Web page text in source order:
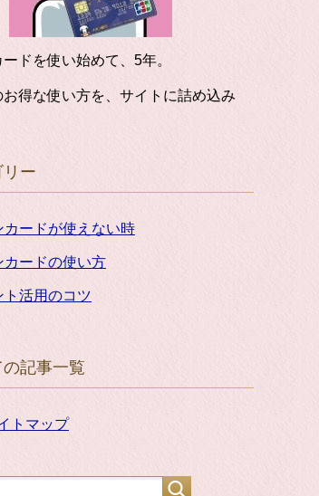
ドを使い始めて、5年。
お得な使い方を、サイトに詰め込み
リー
カードが使えない時
カードの使い方
ト活用のコツ
記事一覧
トマップ